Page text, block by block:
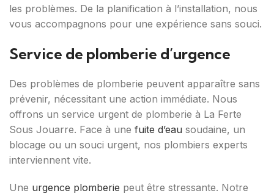
les problèmes. De la planification à l’installation, nous
vous accompagnons pour une expérience sans souci.
Service de plomberie d’urgence
Des problèmes de plomberie peuvent apparaître sans
prévenir, nécessitant une action immédiate. Nous
offrons un service urgent de plomberie à La Ferte
Sous Jouarre. Face à une fuite d’eau soudaine, un
blocage ou un souci urgent, nos plombiers experts
interviennent vite.
Une urgence plomberie peut être stressante. Notre